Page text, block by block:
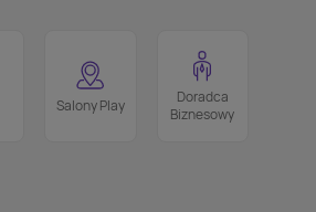
Salony Play
Doradca
Biznesowy